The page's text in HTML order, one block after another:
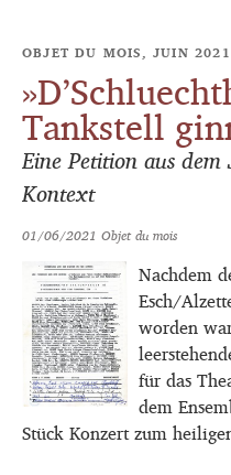
OBJET DU MOIS, JUIN 2021
Tankstell
Eine Petition aus
Kontext
01/06/2021 Objet du mois
Nachdem
Esch/
worden
für das
dem
Stück Konzert zum